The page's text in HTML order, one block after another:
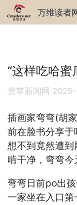
万维读者
“这样吃哈蜜
壹苹新闻网
插画家弯弯(胡
前在脸书分享于
想不到竟然遭
啃干净，弯弯今
弯弯日前po出
一家坐在入口第